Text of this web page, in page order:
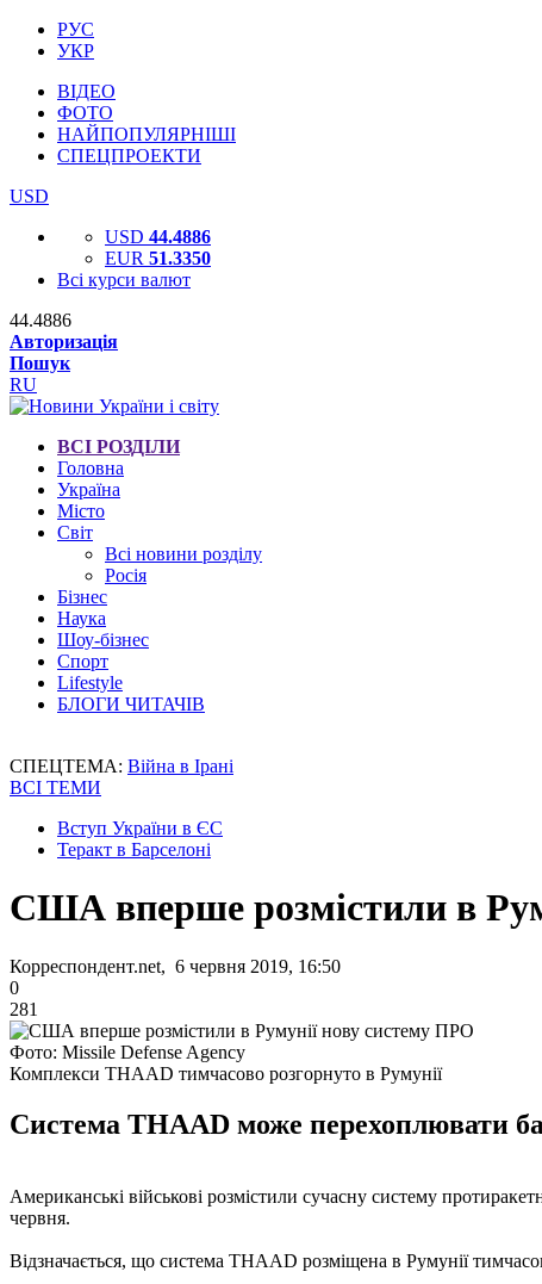
РУС
УКР
ВІДЕО
ФОТО
НАЙПОПУЛЯРНІШІ
СПЕЦПРОЕКТИ
USD
USD 44.4886
EUR 51.3350
Всі курси валют
44.4886
Авторизація
Пошук
RU
ВСІ РОЗДІЛИ
Головна
Україна
Місто
Світ
Всі новини розділу
Росія
Бізнес
Наука
Шоу-бізнес
Спорт
Lifestyle
БЛОГИ ЧИТАЧІВ
СПЕЦТЕМА: Війна в Ірані
ВСІ ТЕМИ
Вступ України в ЄС
Теракт в Барселоні
США вперше розмістили в
Корреспондент.net, 6 червня 2019, 16:50
0
281
Фото: Missile Defense Agency
Комплекси THAAD тимчасово розгорнуто в Румунії
Система THAAD може перехоплювати
Американські військові розмістили сучасну систему
червня.
Відзначається, що система THAAD розміщена в Румунії